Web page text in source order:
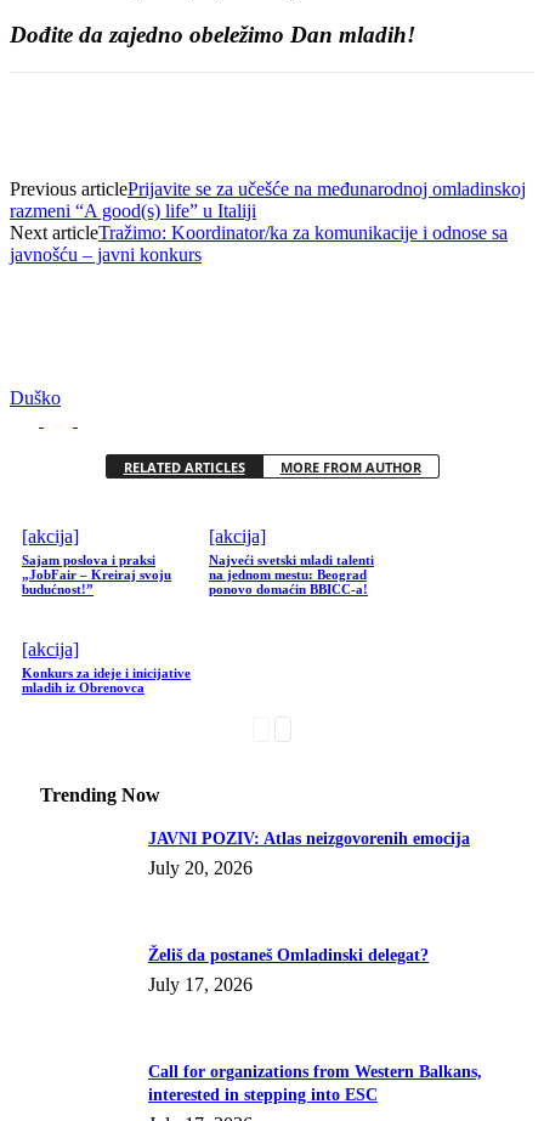
Dođite da zajedno obeležimo Dan mladih!
Previous articlePrijavite se za učešće na međunarodnoj omladinskoj
razmeni “A good(s) life” u Italiji
Next articleTražimo: Koordinator/ka za komunikacije i odnose sa
javnošću – javni konkurs
Duško
RELATED ARTICLES MORE FROM AUTHOR
[akcija]
Sajam poslova i praksi
„JobFair – Kreiraj svoju
budućnost!”
[akcija]
Najveći svetski mladi talenti
na jednom mestu: Beograd
ponovo domaćin BBICC-a!
[akcija]
Konkurs za ideje i inicijative
mladih iz Obrenovca
Trending Now
JAVNI POZIV: Atlas neizgovorenih emocija
July 20, 2026
Želiš da postaneš Omladinski delegat?
July 17, 2026
Call for organizations from Western Balkans,
interested in stepping into ESC